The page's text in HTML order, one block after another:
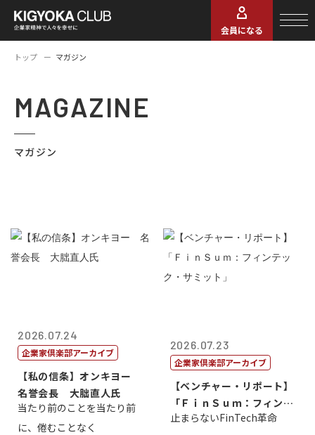
会員になる
トップ マガジン
MAGAZINE
マガジン
2026.07.24
企業家倶楽部アーカイブ
【私の信条】オンキヨー
名誉会長 大朏直人氏
当たり前のことを当たり前
に、倦むことなく
2026.07.23
企業家倶楽部アーカイブ
【ベンチャー・リポート】
「ＦｉｎＳｕｍ：フィンテ
ック・サミッ...
止まらないFinTech革命